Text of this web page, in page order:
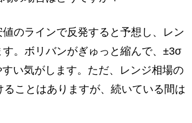
のラインで反発すると予想し、レン
。ボリバンがぎゅっと縮んで、±3σ
い気がします。ただ、レンジ相場の
ことはありますが、続いている間は